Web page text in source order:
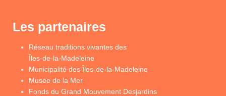
Les partenaires
Réseau traditions vivantes des
Îles-de-la-Madeleine
Municipalité des Îles-de-la-Madeleine
Musée de la Mer
Fonds du Grand Mouvement Desjardins